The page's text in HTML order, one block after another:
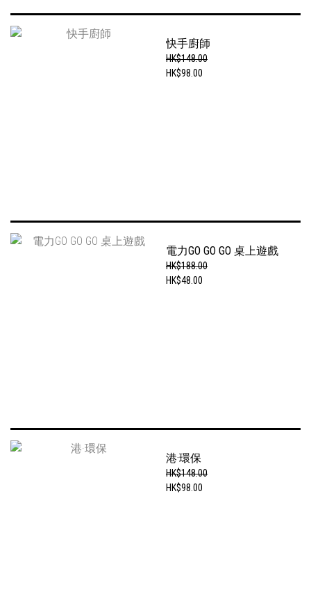
快手廚師
HK$148.00
HK$98.00
電力GO GO GO 桌上遊戲
HK$188.00
HK$48.00
港·環保
HK$148.00
HK$98.00